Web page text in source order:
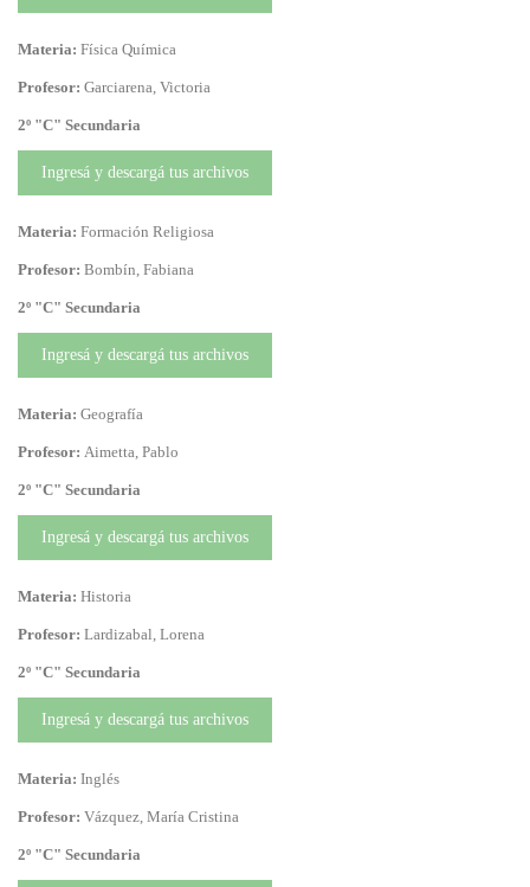
Materia: Física Química
Profesor: Garciarena, Victoria
2º "C" Secundaria
Ingresá y descargá tus archivos
Materia: Formación Religiosa
Profesor: Bombín, Fabiana
2º "C" Secundaria
Ingresá y descargá tus archivos
Materia: Geografía
Profesor: Aimetta, Pablo
2º "C" Secundaria
Ingresá y descargá tus archivos
Materia: Historia
Profesor: Lardizabal, Lorena
2º "C" Secundaria
Ingresá y descargá tus archivos
Materia: Inglés
Profesor: Vázquez, María Cristina
2º "C" Secundaria